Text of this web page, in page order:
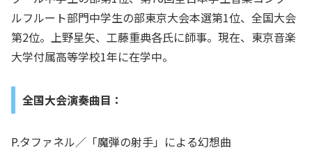
ルフルート部門中学生の部東京大会本選第1位、全国大会
第2位。上野星矢、工藤重典各氏に師事。現在、東京音楽
大学付属高等学校1年に在学中。
全国大会演奏曲目：
P.タファネル／「魔弾の射手」による幻想曲